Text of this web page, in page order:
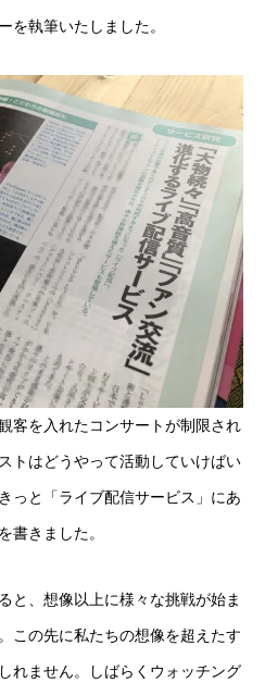
を執筆いたしました。
客を入れたコンサートが制限され
トはどうやって活動していけばい
っと「ライブ配信サービス」にあ
書きました。
と、想像以上に様々な挑戦が始ま
この先に私たちの想像を超えたす
れません。しばらくウォッチング